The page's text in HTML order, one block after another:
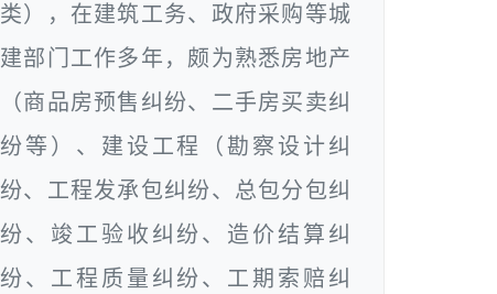
类），在建筑工务、政府采购等城
建部门工作多年，颇为熟悉房地产
（商品房预售纠纷、二手房买卖纠
纷等）、建设工程（勘察设计纠
纷、工程发承包纠纷、总包分包纠
纷、竣工验收纠纷、造价结算纠
纷、工程质量纠纷、工期索赔纠